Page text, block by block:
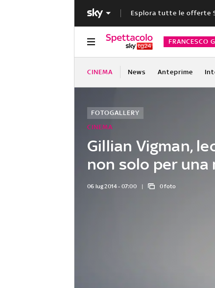
Esplora tutte le offerte
FRANCESCO
CINEMA News Anteprime
Gillian Vigman,
non solo per
CINEMA
FOTOGALLERY
06 lug 2014 - 07:00 0 foto